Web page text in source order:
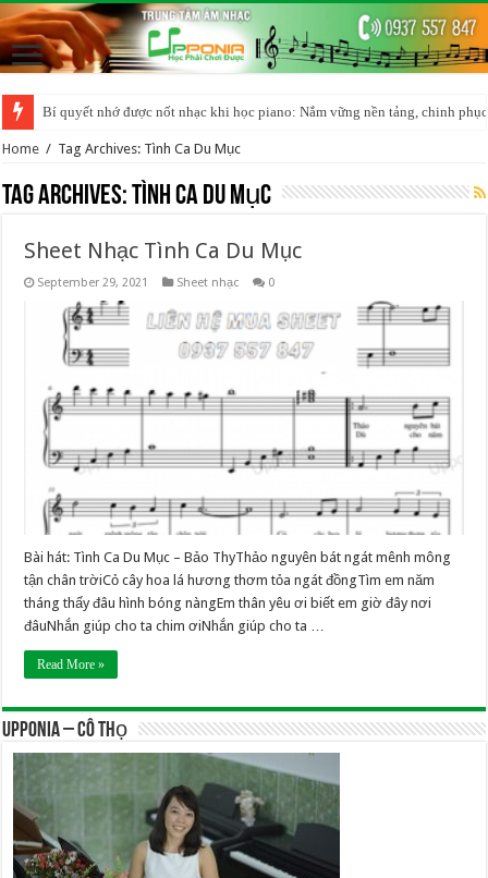
Bí quyết nhớ được nốt nhạc khi học piano: Nắm vững nền tảng, chinh
Home / Tag Archives: Tình Ca Du Mục
Tag Archives:Tình Ca Du Mục
Sheet Nhạc Tình Ca Du Mục
September 29, 2021 Sheet nhạc 0
Bài hát: Tình Ca Du Mục – Bảo ThyThảo nguyên bát ngát mênh mông
tận chân trờiCỏ cây hoa lá hương thơm tỏa ngát đồngTìm em năm
tháng thấy đâu hình bóng nàngEm thân yêu ơi biết em giờ đây nơi
đâuNhắn giúp cho ta chim ơiNhắn giúp cho ta …
Read More »
UPPONIA – Cô Thọ